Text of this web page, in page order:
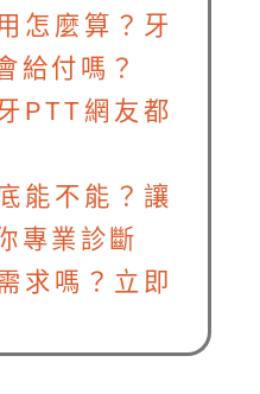
怎麼算？牙
給付嗎？
PTT網友都
能不能？讓
專業診斷
求嗎？立即